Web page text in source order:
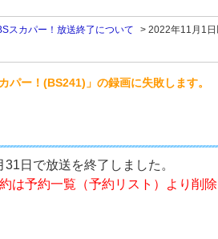
スカパー！放送終了について > 2022年11月1
ー！(BS241)」の録画に失敗します。
31日で放送を終了しました。
は予約一覧（予約リスト）より削除